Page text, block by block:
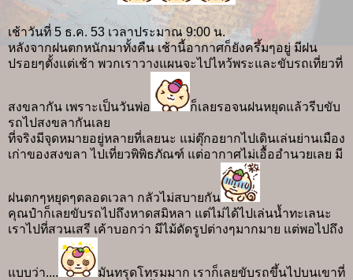
เช้าวันที่ 5 ธ.ค. 53 เวลาประมาณ 9:00 น.
หลังจากฝนตกหนักมาทั้งคืน เช้านี้อากาศก็ยังครึ้มๆอยู่ มีฝน
ปรอยๆตั้งแต่เช้า พวกเราวางแผนจะไปไหว้พระและขับรถเที่ยวที่
สงขลากัน เพราะเป็นวันพ่อ
ก็เลยรอจนฝนหยุดแล้วรีบขับ
รถไปสงขลากันเลย
ที่จริงมีจุดหมายอยู่หลายที่เลยนะ แม่ตุ๊กอยากไปเดินเล่นย่านเมือง
เก่าของสงขลา ไปเที่ยวพิพิธภัณฑ์ แต่อากาศไม่เอื้ออำนวยเลย มี
ฝนตกๆหยุดๆตลอดเวลา กลัวไม่สบายกัน
คุณป๋าก็เลยขับรถไปถึงหาดสมิหลา แต่ไม่ได้ไปเล่นน้ำทะเลนะ
เราไปที่สวนเสรี เค้าบอกว่า มีไม้ดัดรูปต่างๆมากมาย แต่พอไปถึง
แบบว่า....
มันทรุดโทรมมาก เราก็เลยขับรถขึ้นไปบนเขาที่